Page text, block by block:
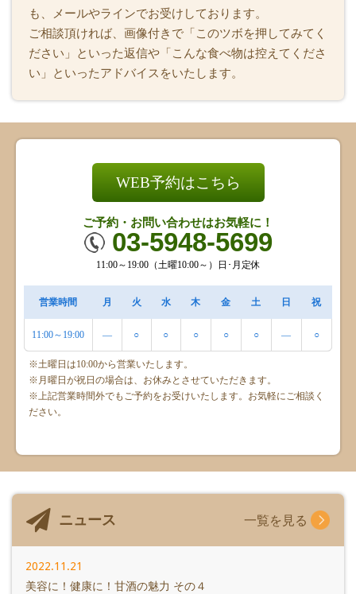
も、メールやラインでお受けしております。
ご相談頂ければ、画像付きで「このツボを押してみてく
ださい」といった返信や「こんな食べ物は控えてくださ
い」といったアドバイスをいたします。
WEB予約はこちら
ご予約・お問い合わせはお気軽に！
03-5948-5699
11:00～19:00（土曜10:00～）日･月定休
営業時間 月 火 水 木 金 土 日 祝
11:00～19:00 ― ○ ○ ○ ○ ○ ― ○
※土曜日は10:00から営業いたします。
※月曜日が祝日の場合は、お休みとさせていただきます。
※上記営業時間外でもご予約をお受けいたします。お気軽にご相談く
ださい。
ニュース 一覧を見る
2022.11.21
美容に！健康に！甘酒の魅力 その４